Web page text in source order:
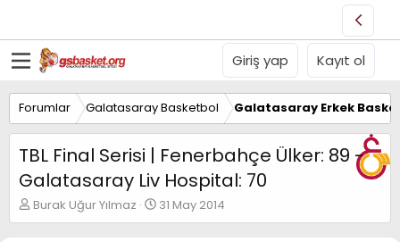
Giriş yap Kayıt ol
Forumlar Galatasaray Basketbol Galatasaray Erkek
TBL Final Serisi | Fenerbahçe Ülker: 89 -
Galatasaray Liv Hospital: 70
K
o
Burak Uğur Yılmaz
B
a
31 May 2014